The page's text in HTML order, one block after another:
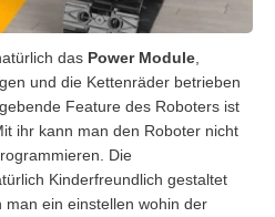
das Power Module,
und die Kettenräder betrieben
Feature des Roboters ist
ihr kann man den Roboter nicht
Die
Kinderfreundlich gestaltet
ein einstellen wohin der